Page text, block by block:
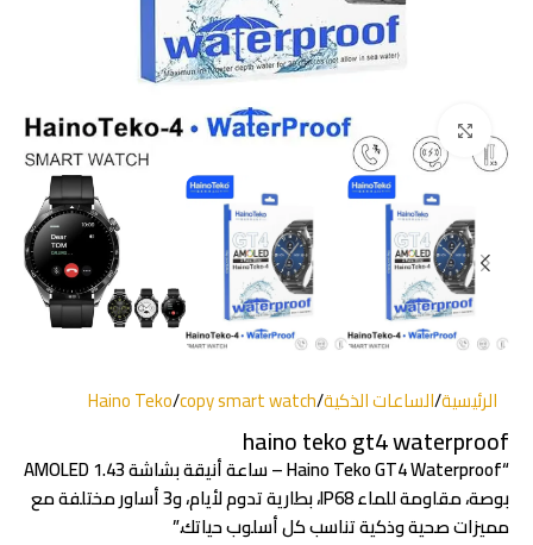
انقر للتكبير
الرئيسية/الساعات الذكية/
copy smart watch
/
Haino Teko
haino teko gt4 waterproof
“Haino Teko GT4 Waterproof – ساعة أنيقة بشاشة AMOLED 1.43
بوصة، مقاومة للماء IP68، بطارية تدوم لأيام، و3 أساور مختلفة مع
مميزات صحية وذكية تناسب كل أسلوب حياتك.”